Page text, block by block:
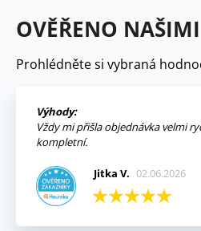
OVĚŘENO
Prohlédněte si vybraná
Výhody:
Vždy mi přišla objednávka velmi
kompletní.
Jitka V. 02.06.2026